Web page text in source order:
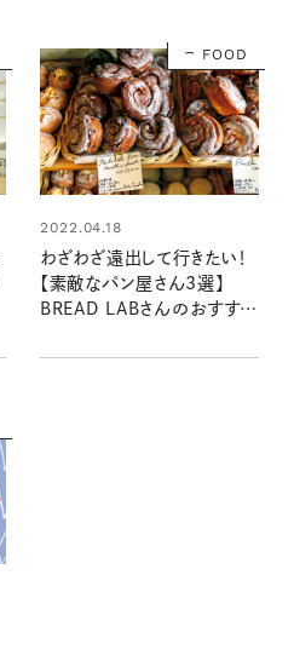
FOOD
2022.04.18
わざわざ遠出して行きたい！
【素敵なパン屋さん3選】
BREAD LABさんのおすすめ